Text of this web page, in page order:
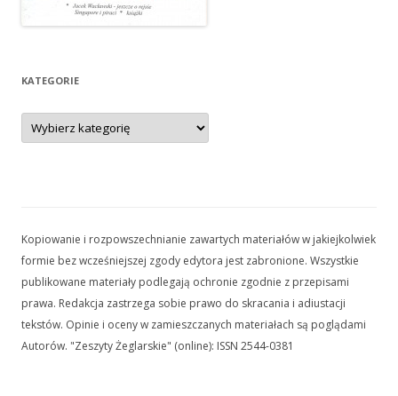
KATEGORIE
Kategorie
Kopiowanie i rozpowszechnianie zawartych materiałów w jakiejkolwiek
formie bez wcześniejszej zgody edytora jest zabronione. Wszystkie
publikowane materiały podlegają ochronie zgodnie z przepisami
prawa. Redakcja zastrzega sobie prawo do skracania i adiustacji
tekstów. Opinie i oceny w zamieszczanych materiałach są poglądami
Autorów. "Zeszyty Żeglarskie" (online): ISSN 2544-0381